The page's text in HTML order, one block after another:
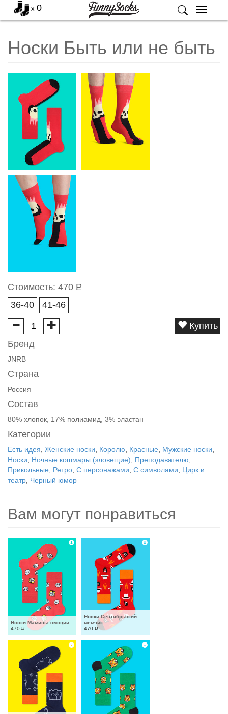
Меню
x 0
Носки Быть или не быть
Стоимость: 470 Р
36-40
41-46
Купить
Бренд
JNRB
Страна
Россия
Состав
80% хлопок, 17% полиамид, 3% эластан
Категории
Есть идея Женские носки Королю Красные Мужские носки
Носки
Ночные кошмары (зловещие) Преподавателю
Прикольные
Ретро С персонажами С символами
Цирк и
театр Черный юмор
Вам могут понравиться
Носки Мамины эмоции
470 Р
Носки Сентябрьский
мемчик
470 Р